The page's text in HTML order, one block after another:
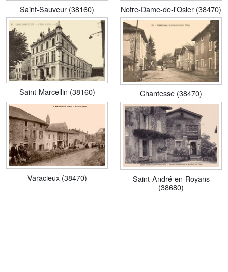
Saint-Sauveur (38160) Notre-Dame-de-l'Osier (38470)
Saint-Marcellin (38160) Chantesse (38470)
Varacieux (38470)
Saint-André-en-Royans
(38680)